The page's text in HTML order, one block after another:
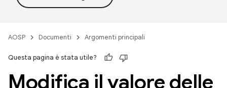
AOSP Documenti Argomenti principali
Questa pagina è stata utile?
Modifica il valore delle